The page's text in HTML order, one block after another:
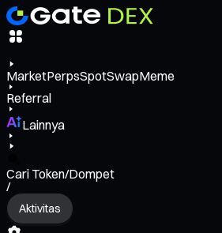
MarketPerpsSpotSwapMeme
Referral
Lainnya
Cari Token/Dompet
/
Aktivitas